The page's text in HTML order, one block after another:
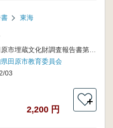
東海
田原市埋蔵文化財調査報告書第5集
田原市教育委員会
03
2,200 円
＋